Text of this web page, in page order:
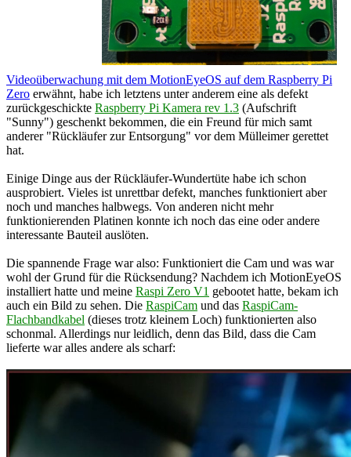
Videoüberwachung mit dem MotionEyeOS auf dem Raspberry Pi
Zero erwähnt, habe ich letztens unter anderem eine als defekt
zurückgeschickte Raspberry Pi Kamera rev 1.3 (Aufschrift
"Sunny") geschenkt bekommen, die ein Freund für mich samt
anderer "Rückläufer zur Entsorgung" vor dem Mülleimer gerettet
hat.
Einige Dinge aus der Rückläufer-Wundertüte habe ich schon
ausprobiert. Vieles ist unrettbar defekt, manches funktioniert aber
noch und manches halbwegs. Von anderen nicht mehr
funktionierenden Platinen konnte ich noch das eine oder andere
interessante Bauteil auslöten.
Die spannende Frage war also: Funktioniert die Cam und was war
wohl der Grund für die Rücksendung? Nachdem ich MotionEyeOS
installiert hatte und meine Raspi Zero V1 gebootet hatte, bekam ich
auch ein Bild zu sehen. Die RaspiCam und das RaspiCam-
Flachbandkabel (dieses trotz kleinem Loch) funktionierten also
schonmal. Allerdings nur leidlich, denn das Bild, dass die Cam
lieferte war alles andere als scharf: